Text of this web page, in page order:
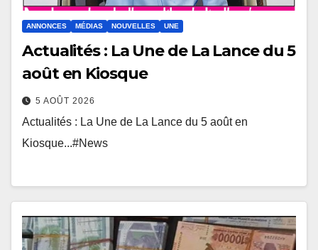
ANNONCES MÉDIAS NOUVELLES UNE
Actualités : La Une de La Lance du 5
août en Kiosque
5 AOÛT 2026
Actualités : La Une de La Lance du 5 août en
Kiosque...#News